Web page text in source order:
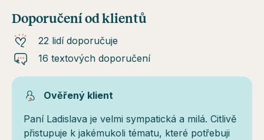
Doporučení od klientů
22 lidí doporučuje
16 textových doporučení
Ověřený klient
Paní Ladislava je velmi sympatická a milá. Citlivě
přistupuje k jakémukoli tématu, které potřebuji